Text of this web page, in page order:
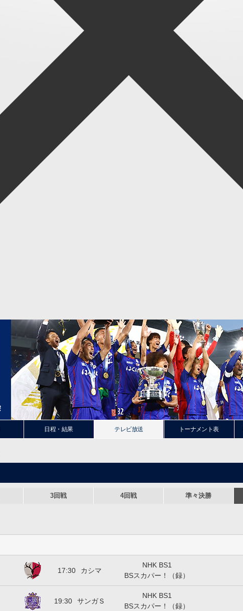
日程・結果 テレビ放送 トーナメント表
3回戦 4回戦 準々決勝
17:30 カシマ
NHK BS1
BSスカパー！（録）
19:30 サンガＳ
NHK BS1
BSスカパー！（録）